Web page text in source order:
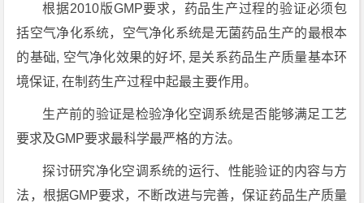
根据2010版GMP要求，药品生产过程的验证必须包
括空气净化系统，空气净化系统是无菌药品生产的最根本
的基础, 空气净化效果的好坏, 是关系药品生产质量基本环
境保证, 在制药生产过程中起最主要作用。
生产前的验证是检验净化空调系统是否能够满足工艺
要求及GMP要求最科学最严格的方法。
探讨研究净化空调系统的运行、性能验证的内容与方
法，根据GMP要求，不断改进与完善，保证药品生产质量